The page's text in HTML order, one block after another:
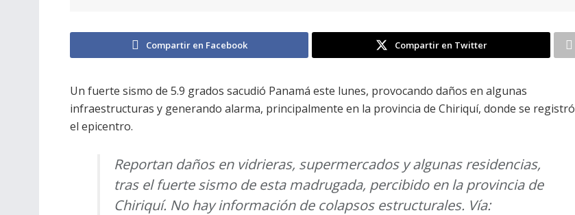
Compartir en Facebook Compartir en Twitter
Un fuerte sismo de 5.9 grados sacudió Panamá este lunes, provocando daños en algunas
infraestructuras y generando alarma, principalmente en la provincia de Chiriquí, donde se registró
el epicentro.
Reportan daños en vidrieras, supermercados y algunas residencias,
tras el fuerte sismo de esta madrugada, percibido en la provincia de
Chiriquí. No hay información de colapsos estructurales. Vía: